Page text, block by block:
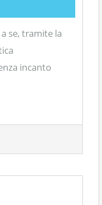
se, tramite la
incanto